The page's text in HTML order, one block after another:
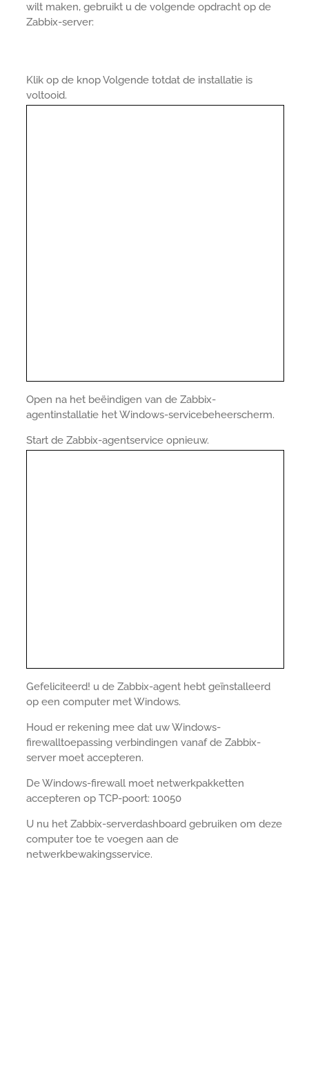
wilt maken, gebruikt u de volgende opdracht op de
Zabbix-server:
Klik op de knop Volgende totdat de installatie is
voltooid.
Open na het beëindigen van de Zabbix-
agentinstallatie het Windows-servicebeheerscherm.
Start de Zabbix-agentservice opnieuw.
Gefeliciteerd! u de Zabbix-agent hebt geïnstalleerd
op een computer met Windows.
Houd er rekening mee dat uw Windows-
firewalltoepassing verbindingen vanaf de Zabbix-
server moet accepteren.
De Windows-firewall moet netwerkpakketten
accepteren op TCP-poort: 10050
U nu het Zabbix-serverdashboard gebruiken om deze
computer toe te voegen aan de
netwerkbewakingsservice.